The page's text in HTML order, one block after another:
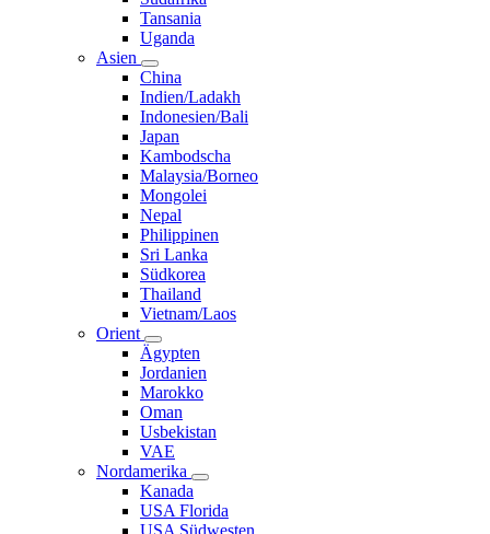
Tansania
Uganda
Asien
China
Indien/Ladakh
Indonesien/Bali
Japan
Kambodscha
Malaysia/Borneo
Mongolei
Nepal
Philippinen
Sri Lanka
Südkorea
Thailand
Vietnam/Laos
Orient
Ägypten
Jordanien
Marokko
Oman
Usbekistan
VAE
Nordamerika
Kanada
USA Florida
USA Südwesten